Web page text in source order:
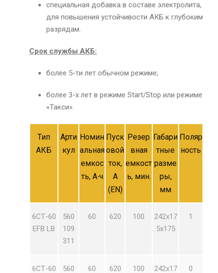
специальная добавка в составе электролита,
для повышения устойчивости АКБ к глубоким
разрядам.
Срок службы АКБ:
более 5-ти лет обычном режиме;
более 3-х лет в режиме Start/Stop или режиме
«Такси».
Тип
АКБ
Арти
кул
Номин
альная
емкос
ть, А∙ч
Пуск
овой
ток,
А
(EN)
Резер
вная
емкост
ь, мин.
Габари
тные
разме
ры,
мм
Поляр
ность
6СТ-60
EFB LB
560
109
311
60 620 100
242х17
5х175
1
6СТ-60 560 60 620 100 242х17 0